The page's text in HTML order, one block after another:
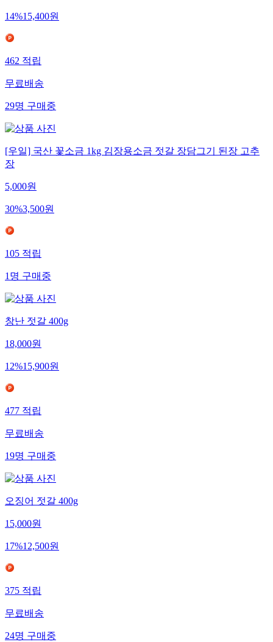
14%15,400원
462 적립
무료배송
29명 구매중
[우일] 국산 꽃소금 1kg 김장용소금 젓갈 장담그기 된장 고추
장
5,000원
30%3,500원
105 적립
1 명 구매중
창난 젓갈 400g
18,000원
12%15,900원
477 적립
무료배송
19명 구매중
오징어 젓갈 400g
15,000원
17%12,500원
375 적립
무료배송
24명 구매중